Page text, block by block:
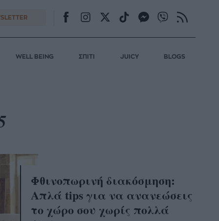
WELL BEING ΣΠΙΤΙ JUICY BLOGS
Φθινοπωρινή διακόσμηση:
Απλά tips για να ανανεώσεις
το χώρο σου χωρίς πολλά